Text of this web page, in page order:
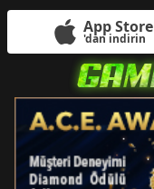
App Store
'dan indirin